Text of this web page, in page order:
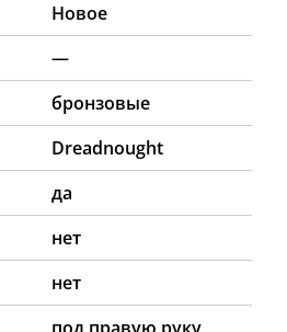
Новое
—
бронзовые
Dreadnought
да
нет
нет